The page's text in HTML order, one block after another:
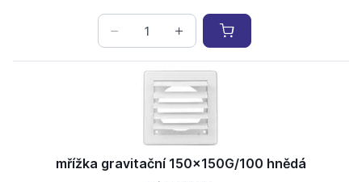
mřížka gravitační 150x150G/100 hnědá